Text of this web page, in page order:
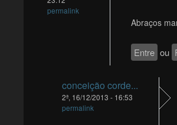
permalink
Abraços
Entre ou
conceição corde...
2ª, 16/12/2013 - 16:53
permalink